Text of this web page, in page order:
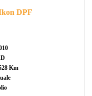
DPF
Km